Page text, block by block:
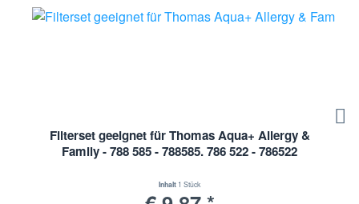
Filterset geeignet für Thomas Aqua+ Allergy &
Family - 788 585 - 788585. 786 522 - 786522
Inhalt 1 Stück